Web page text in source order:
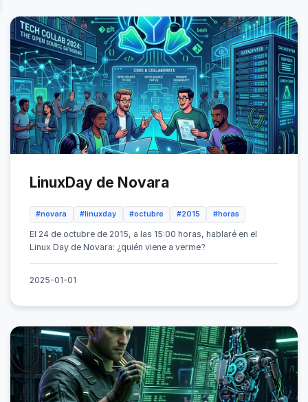
LinuxDay de Novara
#novara #linuxday #octubre #2015 #horas
El 24 de octubre de 2015, a las 15:00 horas, hablaré en el
Linux Day de Novara: ¿quién viene a verme?
2025-01-01